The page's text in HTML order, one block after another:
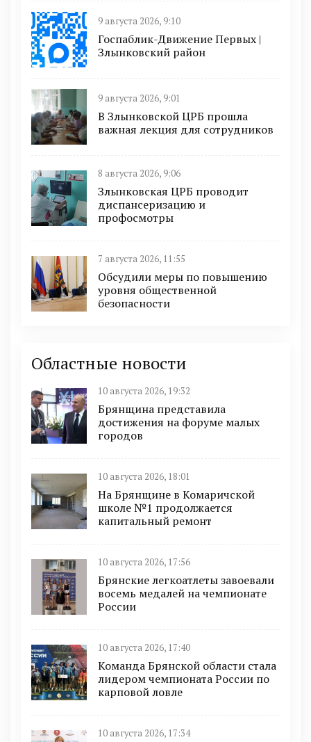
9 августа 2026, 9:10
Госпаблик-Движение Первых |
Злынковский район
9 августа 2026, 9:01
В Злынковской ЦРБ прошла
важная лекция для сотрудников
8 августа 2026, 9:06
Злынковская ЦРБ проводит
диспансеризацию и
профосмотры
7 августа 2026, 11:55
Обсудили меры по повышению
уровня общественной
безопасности
Областные новости
10 августа 2026, 19:32
Брянщина представила
достижения на форуме малых
городов
10 августа 2026, 18:01
На Брянщине в Комаричской
школе №1 продолжается
капитальный ремонт
10 августа 2026, 17:56
Брянские легкоатлеты завоевали
восемь медалей на чемпионате
России
10 августа 2026, 17:40
Команда Брянской области стала
лидером чемпионата России по
карповой ловле
10 августа 2026, 17:34